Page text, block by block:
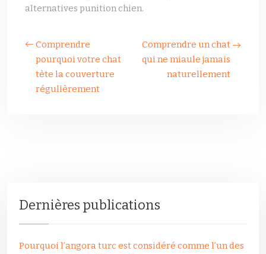
alternatives punition chien.
Comprendre
pourquoi votre chat
tète la couverture
régulièrement
Comprendre un chat
qui ne miaule jamais
naturellement
Dernières publications
Pourquoi l’angora turc est considéré comme l’un des